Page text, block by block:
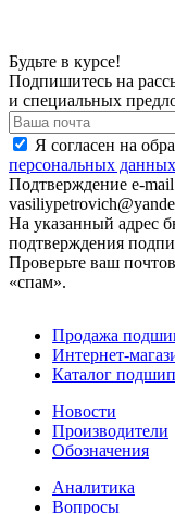
Будьте в курсе!
Подпишитесь на
и специальных
Я согласен на
персональных данных
Подтверждение e-mail
На указанный адрес
подтверждения
Проверьте ваш
«спам».
Продажа
Интернет-
Каталог
Новости
Производители
Обозначения
Аналитика
Вопросы